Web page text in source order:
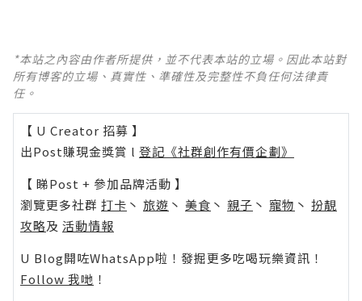
*本站之內容由作者所提供，並不代表本站的立場。因此本站對
所有博客的立場、真實性、準確性及完整性不負任何法律責
任。
【 U Creator 招募 】
出Post賺現金獎賞 l 登記《社群創作有價企劃》
【 睇Post + 參加品牌活動 】
瀏覽更多社群 打卡 丶 旅遊 丶 美食 丶 親子 丶 寵物 丶 扮靚
攻略及 活動情報
U Blog開咗WhatsApp啦！發掘更多吃喝玩樂資訊！
Follow 我哋 ！